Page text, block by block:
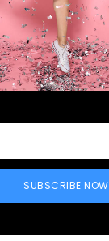
SUBSCRIBE NOW